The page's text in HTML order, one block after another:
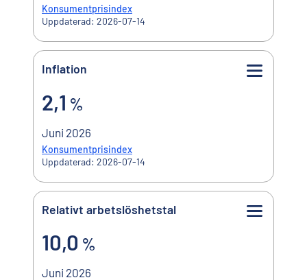
Konsumentprisindex
Uppdaterad: 2026-07-14
Inflation
2,1%
2,1 %
Juni 2026
Konsumentprisindex
Uppdaterad: 2026-07-14
Relativt arbetslöshetstal
10,0%
10,0 %
Juni 2026